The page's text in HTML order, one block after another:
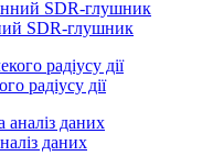
SDR-глушник
радіусу дії
даних